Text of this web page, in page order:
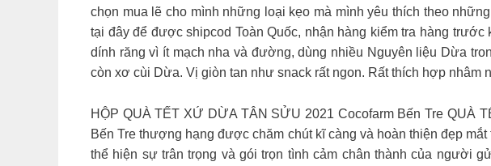
chọn mua lẽ cho mình những loại kẹo mà mình yêu thích theo
tại đây để được shipcod Toàn Quốc, nhận hàng kiểm tra hàng
dính răng vì ít mạch nha và đường, dùng nhiều Nguyên liệu Dừa
còn xơ cùi Dừa. Vị giòn tan như snack rất ngon. Rất thích hợp nhâm
HỘP QUÀ TẾT XỨ DỪA TÂN SỬU 2021 Cocofarm Bến Tre QUÀ
Bến Tre thượng hạng được chăm chút kĩ càng và hoàn thiện đẹp
thể hiện sự trân trọng và gói trọn tình cảm chân thành của người